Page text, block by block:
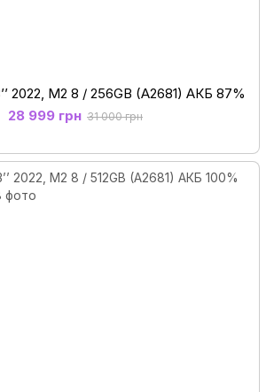
2022, М2 8 / 256GB (A2681) АКБ 87%
28 999 грн 31 000 грн